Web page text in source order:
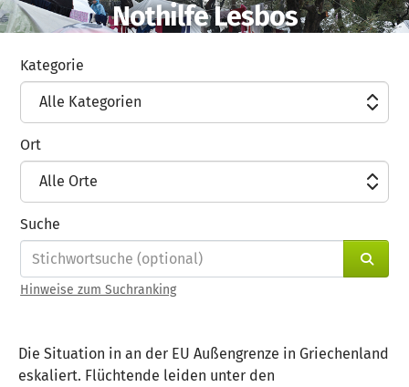
Zum Hauptinhalt springen
Erklärung zur Barrierefreiheit anzeigen
Nothilfe Lesbos
Kategorie
Alle Kategorien
Ort
Alle Orte
Suche
Hinweise zum Suchranking
Die Situation in an der EU Außengrenze in Griechenland
eskaliert. Flüchtende leiden unter den